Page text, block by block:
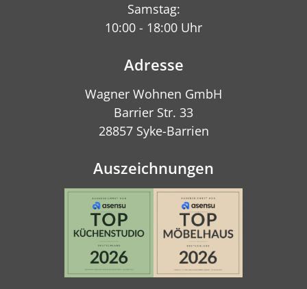
Samstag:
10:00 - 18:00 Uhr
Adresse
Wagner Wohnen GmbH
Barrier Str. 33
28857 Syke-Barrien
Auszeichnungen